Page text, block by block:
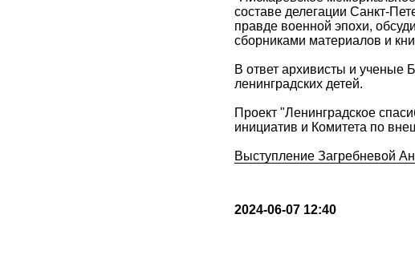
составе делегации Санкт-
правде военной эпохи,
сборниками материалов и
В ответ архивисты и ученые
ленинградских детей.
Проект "Ленинградское
инициатив и Комитета по
Выступление Загребневой
2024-06-07 12:40